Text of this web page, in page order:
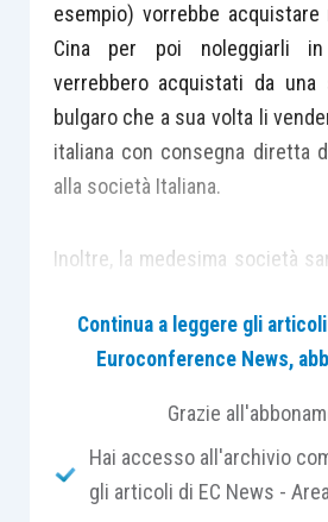
esempio) vorrebbe acquistare
Cina per poi noleggiarli
verrebbero acquistati da
bulgaro che a sua volta li
italiana con consegna diretta
alla società Italiana.
Inoltre, la medesima società
medesima società bulgara la
venderebbe ad una
Vorremmo conoscere,
Continua a leggere gli
Euroconference News,
Grazie
Hai accesso all'archivio
gli articoli di EC News -